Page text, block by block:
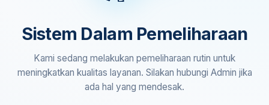
Sistem Dalam Pemeliharaan
Kami sedang melakukan pemeliharaan rutin untuk
meningkatkan kualitas layanan. Silakan hubungi Admin jika
ada hal yang mendesak.